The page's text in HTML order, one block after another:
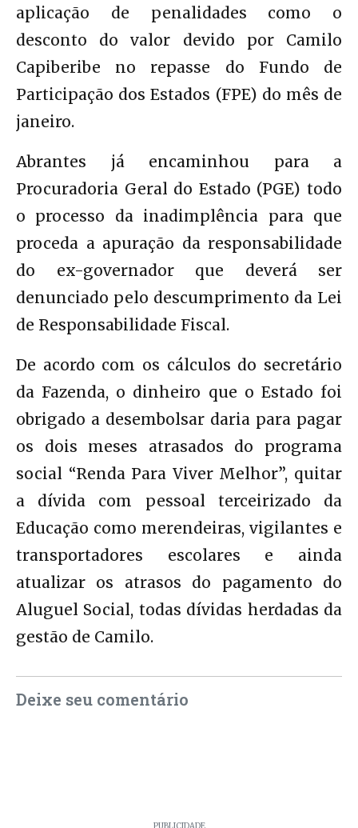
aplicação de penalidades como o
desconto do valor devido por Camilo
Capiberibe no repasse do Fundo de
Participação dos Estados (FPE) do mês de
janeiro.
Abrantes já encaminhou para a
Procuradoria Geral do Estado (PGE) todo
o processo da inadimplência para que
proceda a apuração da responsabilidade
do ex-governador que deverá ser
denunciado pelo descumprimento da Lei
de Responsabilidade Fiscal.
De acordo com os cálculos do secretário
da Fazenda, o dinheiro que o Estado foi
obrigado a desembolsar daria para pagar
os dois meses atrasados do programa
social “Renda Para Viver Melhor”, quitar
a dívida com pessoal terceirizado da
Educação como merendeiras, vigilantes e
transportadores escolares e ainda
atualizar os atrasos do pagamento do
Aluguel Social, todas dívidas herdadas da
gestão de Camilo.
Deixe seu comentário
PUBLICIDADE